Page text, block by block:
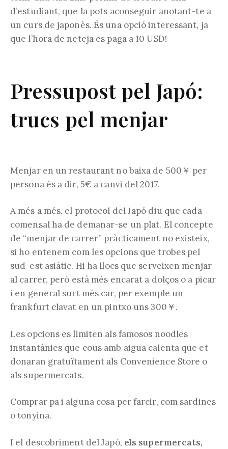
d’estudiant, que la pots aconseguir anotant-te a
un curs de japonès. És una opció interessant, ja
que l’hora de neteja es paga a 10 U$D!
Pressupost pel Japó:
trucs pel menjar
Menjar en un restaurant no baixa de 500￥ per
persona és a dir, 5€ a canvi del 2017.
A més a més, el protocol del Japó diu que cada
comensal ha de demanar-se un plat. El concepte
de “menjar de carrer” pràcticament no existeix,
si ho entenem com les opcions que trobes pel
sud-est asiàtic. Hi ha llocs que serveixen menjar
al carrer, però està més encarat a dolços o a picar
i en general surt més car, per exemple un
frankfurt clavat en un pintxo uns 300￥.
Les opcions es limiten als famosos noodles
instantànies que cous amb aigua calenta que et
donaran gratuïtament als Convenience Store o
als supermercats.
Comprar pa i alguna cosa per farcir, com sardines
o tonyina.
I el descobriment del Japó, els supermercats,